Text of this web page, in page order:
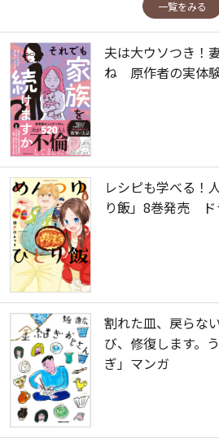
一覧をみる
夫は大ウソつき！
ね 原作者の実体
レシピも学べる！
り飯」8巻発売 ド
割れた皿、戻らな
び、修復します。
ぎ」マンガ